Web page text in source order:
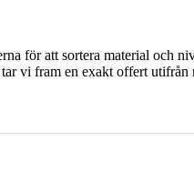
för att sortera material och
vi fram en exakt offert utifrån